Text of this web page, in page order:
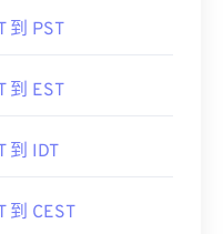
到 PST
到 EST
到 IDT
到 CEST